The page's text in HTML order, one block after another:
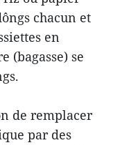
chacun et
en
(bagasse) se
de remplacer
par des